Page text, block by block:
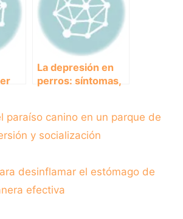
La depresión en
perros: síntomas,
amigo peludo
paraíso canino en un parque de
y socialización
desinflamar el estómago de
efectiva